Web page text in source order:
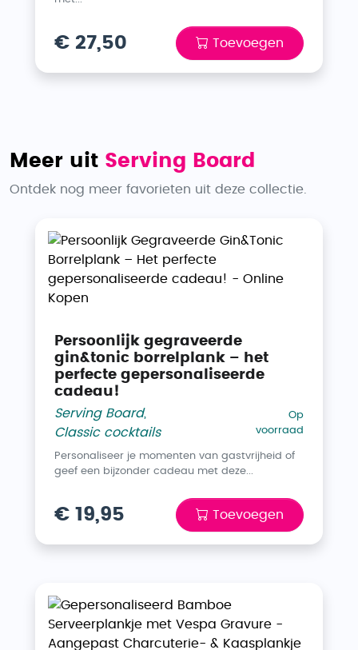
€ 27,50 Toevoegen
Meer uit Serving Board
Ontdek nog meer favorieten uit deze collectie.
Persoonlijk gegraveerde
gin&tonic borrelplank – het
perfecte gepersonaliseerde
cadeau!
Serving Board,
Classic cocktails
Op
voorraad
Personaliseer je momenten van gastvrijheid of
geef een bijzonder cadeau met deze...
€ 19,95 Toevoegen